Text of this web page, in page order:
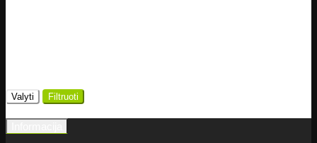
Valyti Filtruoti